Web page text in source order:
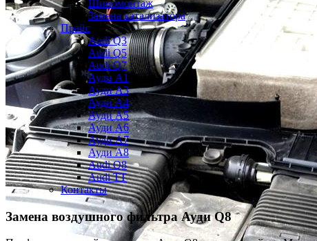
Шиномонтаж
Замена катализатора
Прайс
Audi Q3
Audi Q5
Audi Q7
Ауди А1
Ауди А3
Ауди А4
Ауди A5
Ауди А6
Ауди А7
Ауди A8
Audi Q8
Audi TT
Контакты
Замена воздушного фильтраАуди Q8